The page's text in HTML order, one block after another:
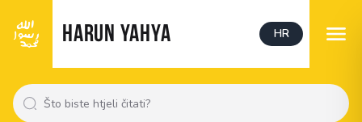
HARUN YAHYA HR